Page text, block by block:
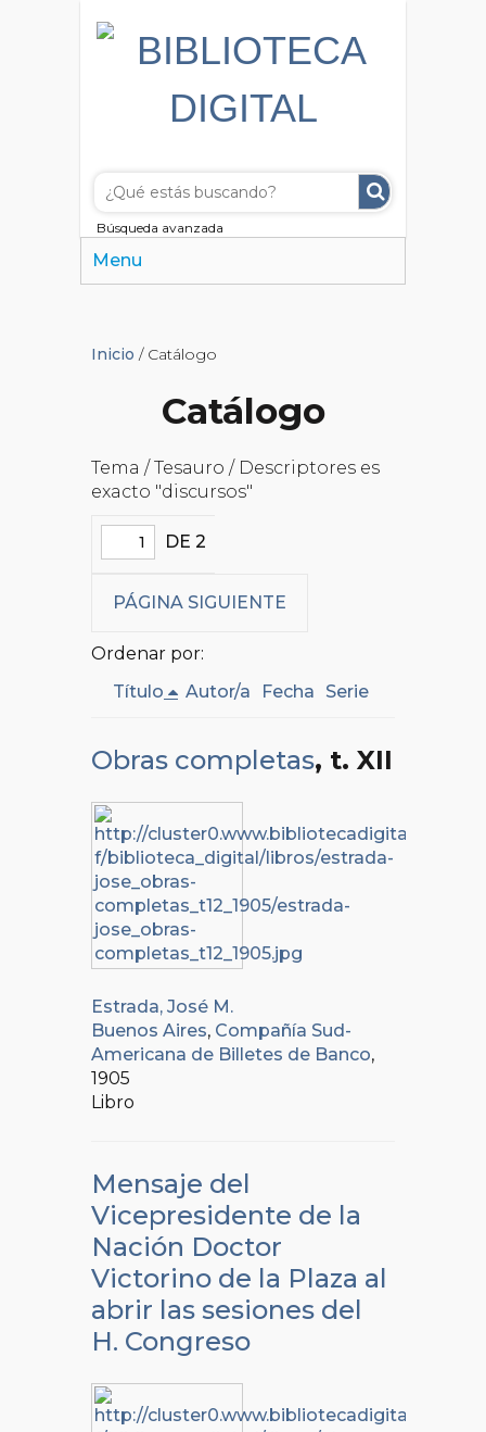
Búsqueda avanzada
Menu
Inicio / Catálogo
Catálogo
Tema / Tesauro / Descriptores es
exacto "discursos"
DE 2
PÁGINA SIGUIENTE
Ordenar por:
Título
Autor/a Fecha Serie
Obras completas, t. XII
Estrada, José M.
Buenos Aires, Compañía Sud-
Americana de Billetes de Banco,
1905
Libro
Mensaje del
Vicepresidente de la
Nación Doctor
Victorino de la Plaza al
abrir las sesiones del
H. Congreso